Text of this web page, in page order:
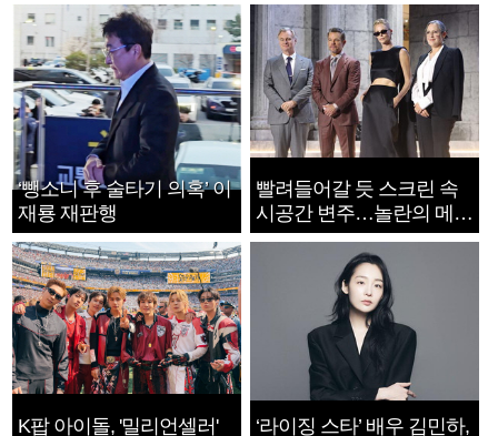
‘뺑소니 후 술타기 의혹’ 이
재룡 재판행
빨려들어갈 듯 스크린 속
시공간 변주…놀란의 메시
지는 ‘전쟁 속죄’
K팝 아이돌, '밀리언셀러'
‘라이징 스타’ 배우 김민하,